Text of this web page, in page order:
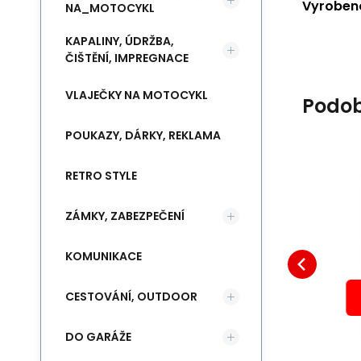
(čepička) lebky pirát
Šátek na hlavu - čepička -
část týlu, v unikátním stylu.
- 6 dílný šá
NA_MOTOCYKL
KAPALINY, ÚDRŽBA,
ČIŠTĚNÍ, IMPREGNACE
VLAJEČKY NA MOTOCYKL
POUKAZY, DÁRKY, REKLAMA
RETRO STYLE
ZÁMKY, ZABEZPEČENÍ
KOMUNIKACE
CESTOVÁNÍ, OUTDOOR
DO GARÁŽE